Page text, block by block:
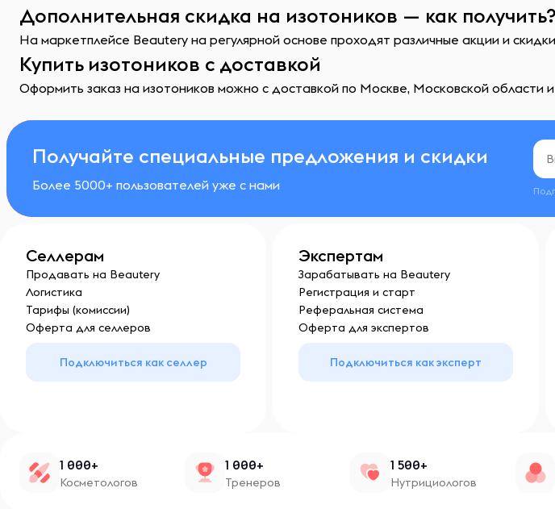
Дополнительная скидка на изотоников — как получить?
На маркетплейсе Beautery на регулярной основе проходят различные акции и
Купить изотоников с доставкой
Оформить заказ на изотоников можно с доставкой по Москве, Московской области
Получайте специальные предложения и скидки
Более 5000+ пользователей уже с нами
Селлерам
Продавать на Beautery
Логистика
Тарифы (комиссии)
Оферта для селлеров
Подключиться как селлер
Экспертам
Зарабатывать на Beautery
Регистрация и старт
Реферальная система
Оферта для экспертов
Подключиться как эксперт
1 000+
Косметологов
1 000+
Тренеров
1 500+
Нутрициологов